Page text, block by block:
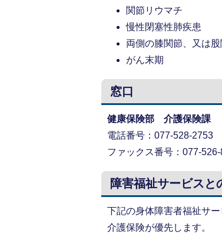
関節リウマチ
慢性閉塞性肺疾患
両側の膝関節、又は
がん末期
窓口
健康保険部 介護保険課
電話番号：077-528-2753
ファックス番号：077-526-
障害福祉サービスと
下記の身体障害者福祉サ
介護保険が優先します。